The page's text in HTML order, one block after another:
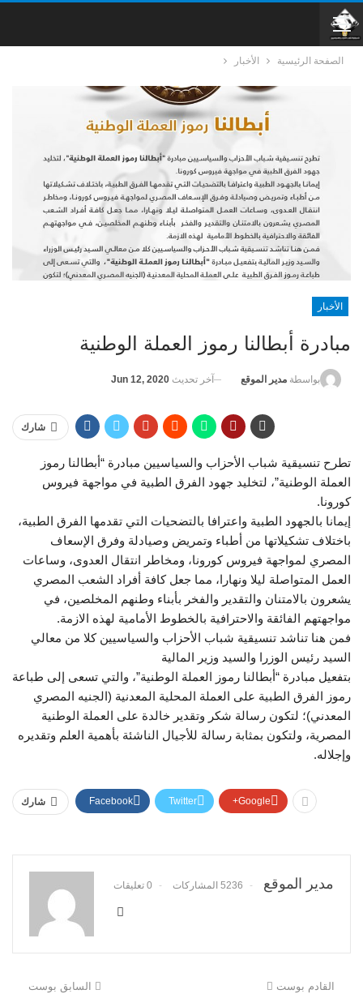
الصفحة الرئيسية الأخبار
الأخبار
مبادرة أبطالنا رموز العملة الوطنية
بواسطة مدير الموقع آخر تحديث Jun 12, 2020
شارك
تطرح تنسيقية شباب الأحزاب والسياسيين مبادرة “أبطالنا رموز
العملة الوطنية”، لتخليد جهود الفرق الطبية في مواجهة فيروس
كورونا.
إيمانا بالجهود الطبية واعترافا بالتضحيات التي تقدمها الفرق الطبية،
باختلاف تشكيلاتها من أطباء وتمريض وصيادلة وفرق الإسعاف
المصري لمواجهة فيروس كورونا، ومخاطر انتقال العدوى، وساعات
العمل المتواصلة ليلا ونهارا، مما جعل كافة أفراد الشعب المصري
يشعرون بالامتنان والتقدير والفخر بأبناء وطنهم المخلصين، في
مواجهتهم الفائقة والاحترافية بالخطوط الأمامية لهذه الازمة.
فمن هنا تناشد تنسيقية شباب الأحزاب والسياسيين كلا من معالي
السيد رئيس الوزرا والسيد وزير المالية
بتفعيل مبادرة “أبطالنا رموز العملة الوطنية”، والتي تسعى إلى طباعة
رموز الفرق الطبية على العملة المحلية المعدنية (الجنيه المصري
المعدني)؛ لتكون رسالة شكر وتقدير خالدة على العملة الوطنية
المصرية، ولتكون بمثابة رسالة للأجيال الناشئة بأهمية العلم وتقديره
وإجلاله.
شارك Facebook Twitter Google+
مدير الموقع 5236 المشاركات 0 تعليقات
السابق بوست القادم بوست